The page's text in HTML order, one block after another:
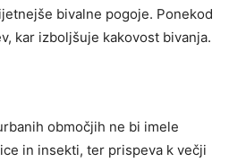
bivalne pogoje. Ponekod
kar izboljšuje kakovost bivanja.
območjih ne bi imele
in insekti, ter prispeva k večji